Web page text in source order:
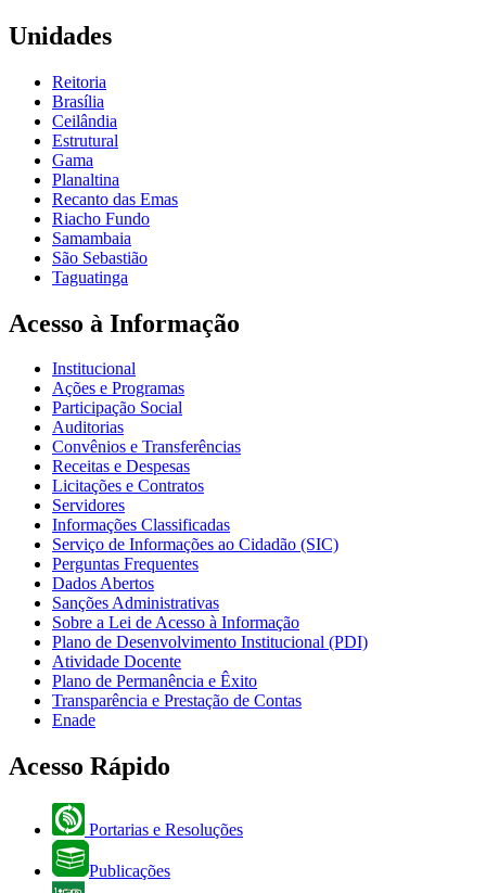
Unidades
Reitoria
Brasília
Ceilândia
Estrutural
Gama
Planaltina
Recanto das Emas
Riacho Fundo
Samambaia
São Sebastião
Taguatinga
Acesso à Informação
Institucional
Ações e Programas
Participação Social
Auditorias
Convênios e Transferências
Receitas e Despesas
Licitações e Contratos
Servidores
Informações Classificadas
Serviço de Informações ao Cidadão (SIC)
Perguntas Frequentes
Dados Abertos
Sanções Administrativas
Sobre a Lei de Acesso à Informação
Plano de Desenvolvimento Institucional (PDI)
Atividade Docente
Plano de Permanência e Êxito
Transparência e Prestação de Contas
Enade
Acesso Rápido
Portarias e Resoluções
Publicações